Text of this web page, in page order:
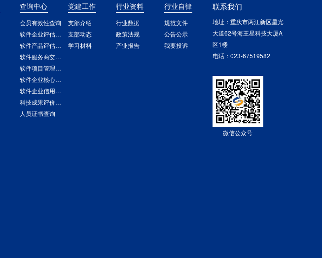
查询中心
会员有效性查询
软件企业评估查询
软件产品评估查询
软件服务商交付能力评估查询
软件项目管理能力评估查询
软件企业核心竞争力评价查询
软件企业信用查询
科技成果评价报告查询
人员证书查询
党建工作
支部介绍
支部动态
学习材料
行业资料
行业数据
政策法规
产业报告
行业自律
规范文件
公告公示
我要投诉
联系我们
地址：重庆市两江新区星光
大道62号海王星科技大厦A
区1楼
电话：023-67519582
微信公众号